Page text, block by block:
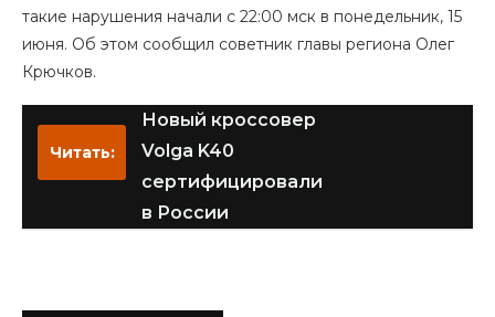
такие нарушения начали с 22:00 мск в понедельник, 15
июня. Об этом сообщил советник главы региона Олег
Крючков.
Читать:
Новый кроссовер
Volga K40
сертифицировали
в России